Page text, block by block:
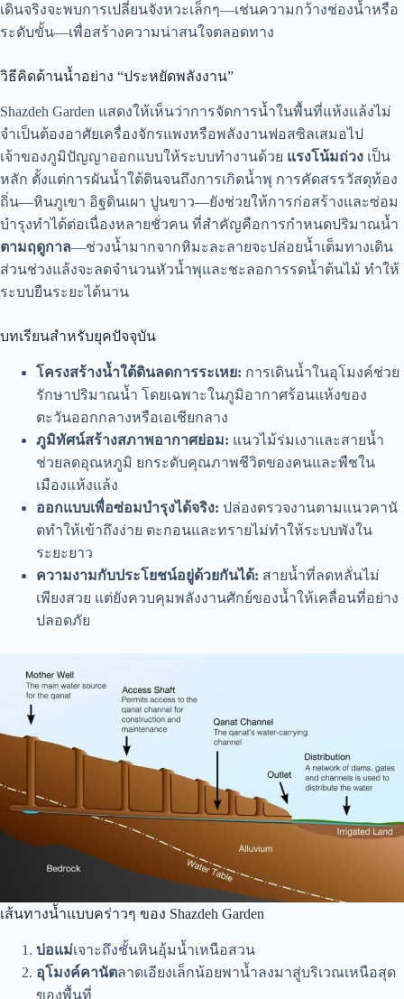
เดินจริงจะพบการเปลี่ยนจังหวะเล็กๆ—เช่นความกว้างช่องน้ำหรือ
ระดับขั้น—เพื่อสร้างความน่าสนใจตลอดทาง
วิธีคิดด้านน้ำอย่าง “ประหยัดพลังงาน”
Shazdeh Garden แสดงให้เห็นว่าการจัดการน้ำในพื้นที่แห้งแล้งไม่
จำเป็นต้องอาศัยเครื่องจักรแพงหรือพลังงานฟอสซิลเสมอไป
เจ้าของภูมิปัญญาออกแบบให้ระบบทำงานด้วย แรงโน้มถ่วง เป็น
หลัก ตั้งแต่การผันน้ำใต้ดินจนถึงการเกิดน้ำพุ การคัดสรรวัสดุท้อง
ถิ่น—หินภูเขา อิฐดินเผา ปูนขาว—ยังช่วยให้การก่อสร้างและซ่อม
บำรุงทำได้ต่อเนื่องหลายชั่วคน ที่สำคัญคือการกำหนดปริมาณน้ำ
ตามฤดูกาล—ช่วงน้ำมากจากหิมะละลายจะปล่อยน้ำเต็มทางเดิน
ส่วนช่วงแล้งจะลดจำนวนหัวน้ำพุและชะลอการรดน้ำต้นไม้ ทำให้
ระบบยืนระยะได้นาน
บทเรียนสำหรับยุคปัจจุบัน
โครงสร้างน้ำใต้ดินลดการระเหย: การเดินน้ำในอุโมงค์ช่วย
รักษาปริมาณน้ำ โดยเฉพาะในภูมิอากาศร้อนแห้งของ
ตะวันออกกลางหรือเอเชียกลาง
ภูมิทัศน์สร้างสภาพอากาศย่อม: แนวไม้ร่มเงาและสายน้ำ
ช่วยลดอุณหภูมิ ยกระดับคุณภาพชีวิตของคนและพืชใน
เมืองแห้งแล้ง
ออกแบบเพื่อซ่อมบำรุงได้จริง: ปล่องตรวจงานตามแนวคานั
ตทำให้เข้าถึงง่าย ตะกอนและทรายไม่ทำให้ระบบพังใน
ระยะยาว
ความงามกับประโยชน์อยู่ด้วยกันได้: สายน้ำที่ลดหลั่นไม่
เพียงสวย แต่ยังควบคุมพลังงานศักย์ของน้ำให้เคลื่อนที่อย่าง
ปลอดภัย
เส้นทางน้ำแบบคร่าวๆ ของ Shazdeh Garden
บ่อแม่เจาะถึงชั้นหินอุ้มน้ำเหนือสวน
อุโมงค์คานัตลาดเอียงเล็กน้อยพาน้ำลงมาสู่บริเวณเหนือสุด
ของพื้นที่